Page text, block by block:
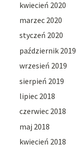
kwiecień 2020
marzec 2020
styczeń 2020
październik 2019
wrzesień 2019
sierpień 2019
lipiec 2018
czerwiec 2018
maj 2018
kwiecień 2018